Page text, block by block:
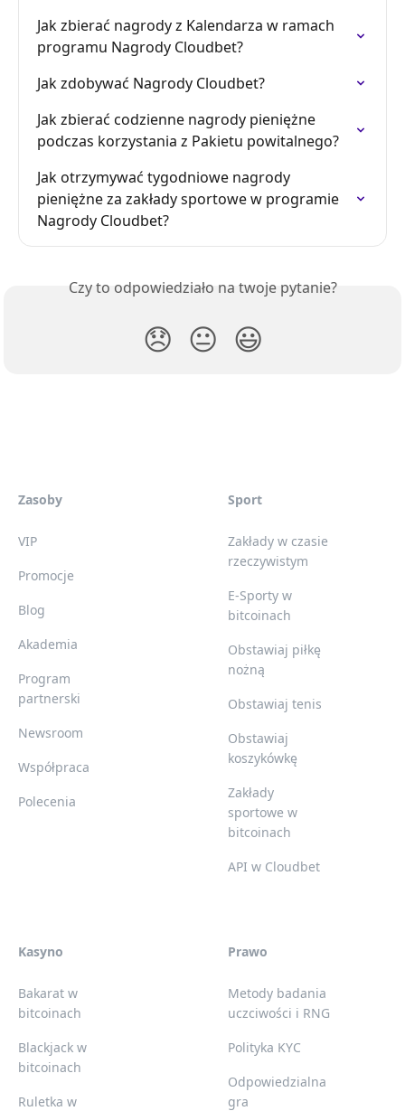
Jak zbierać nagrody z Kalendarza w ramach
programu Nagrody Cloudbet?
Jak zdobywać Nagrody Cloudbet?
Jak zbierać codzienne nagrody pieniężne
podczas korzystania z Pakietu powitalnego?
Jak otrzymywać tygodniowe nagrody
pieniężne za zakłady sportowe w programie
Nagrody Cloudbet?
Czy to odpowiedziało na twoje pytanie?
😞 😐 😃
Zasoby
VIP
Promocje
Blog
Akademia
Program
partnerski
Newsroom
Współpraca
Polecenia
Sport
Zakłady w czasie
rzeczywistym
E-Sporty w
bitcoinach
Obstawiaj piłkę
nożną
Obstawiaj tenis
Obstawiaj
koszykówkę
Zakłady
sportowe w
bitcoinach
API w Cloudbet
Kasyno
Bakarat w
bitcoinach
Blackjack w
bitcoinach
Ruletka w
Prawo
Metody badania
uczciwości i RNG
Polityka KYC
Odpowiedzialna
gra